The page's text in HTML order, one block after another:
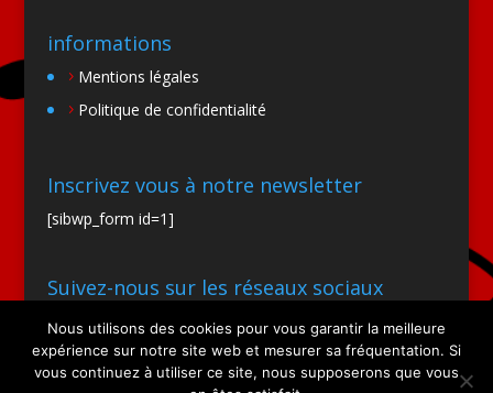
informations
Mentions légales
Politique de confidentialité
Inscrivez vous à notre newsletter
[sibwp_form id=1]
Suivez-nous sur les réseaux sociaux
Nous utilisons des cookies pour vous garantir la meilleure
expérience sur notre site web et mesurer sa fréquentation. Si
vous continuez à utiliser ce site, nous supposerons que vous